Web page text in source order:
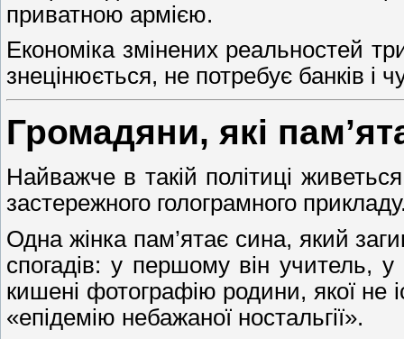
приватною армією.
Економіка змінених реальностей
знецінюється, не потребує банків і
Громадяни, які
Найважче в такій політиці
застережного голограмного
Одна жінка пам’ятає сина, який
спогадів: у першому він учитель,
кишені фотографію родини, якої не
«епідемію небажаної ностальгії».